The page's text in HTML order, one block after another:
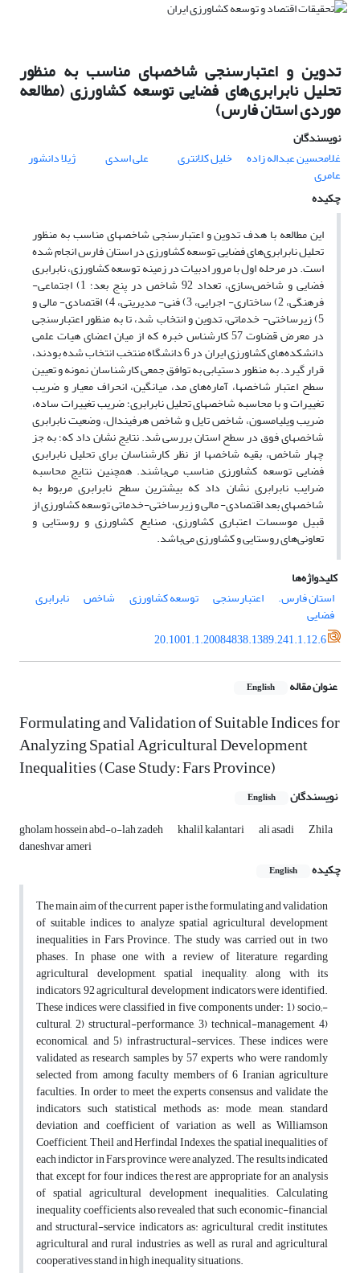
تدوین و اعتبارسنجی شاخص‎های مناسب به منظور
تحلیل نابرابری‌های فضایی توسعه کشاورزی (مطالعه
موردی استان فارس)
نویسندگان
غلامحسین عبداله زاده
خلیل کلانتری علی اسدی ژیلا دانشور
عامری
چکیده
این مطالعه با هدف تدوین و اعتبارسنجی شاخص‎های مناسب به منظور
تحلیل نابرابری‌های فضایی توسعه کشاورزی در استان فارس انجام شده
است. در مرحله اول با مرور ادبیات در زمینه توسعه کشاورزی، نابرابری
فضایی و شاخص‌سازی، تعداد 92 شاخص در پنج بعد؛ 1) اجتماعی-
فرهنگی، 2) ساختاری- اجرایی، 3) فنی- مدیریتی، 4) اقتصادی- مالی و
5) زیرساختی- خدماتی، تدوین و انتخاب شد، تا به منظور اعتبارسنجی
در معرض قضاوت 57 کارشناس خبره که از میان اعضای هیات علمی
دانشکده‌های کشاورزی ایران در 6 دانشگاه منتخب انتخاب شده بودند،
قرار گیرد. به منظور دستیابی به توافق جمعی کارشناسان نمونه و تعیین
سطح اعتبار شاخص‎ها، آماره‌های مد، میانگین، انحراف معیار و ضریب
تغییرات و با محاسبه شاخص‎های تحلیل نابرابری؛ ضریب تغییرات ساده،
ضریب ویلیامسون، شاخص تایل و شاخص هرفیندال، وضعیت نابرابری
شاخص‎های فوق در سطح استان بررسی شد. نتایج نشان داد که؛ به جز
چهار شاخص، بقیه شاخص‎ها از نظر کارشناسان برای تحلیل نابرابری
فضایی توسعه کشاورزی مناسب می‌باشند. همچنین نتایج محاسبه
ضرایب نابرابری نشان داد که بیشترین سطح نابرابری مربوط به
شاخص‎های بعد اقتصادی- مالی و زیرساختی-خدماتی توسعه کشاورزی از
قبیل موسسات اعتباری کشاورزی، صنایع کشاورزی و روستایی و
تعاونی‌های روستایی و کشاورزی می‌باشد.
کلیدواژه‌ها
استان فارس.
اعتبارسنجی توسعه کشاورزی شاخص نابرابری
فضایی
20.1001.1.20084838.1389.241.1.12.6
عنوان مقاله English
Formulating and Validation of Suitable Indices for
Analyzing Spatial Agricultural Development
Inequalities (Case Study: Fars Province)
نویسندگان English
gholam hossein abd-o-lah zadeh khalil kalantari ali asadi Zhila
daneshvar ameri
چکیده
English
The main aim of the current paper is the formulating and validation
of suitable indices to analyze spatial agricultural development
inequalities in Fars Province. The study was carried out in two
phases. In phase one with a review of literature, regarding
agricultural development, spatial inequality, along with its
indicators, 92 agricultural development indicators were identified.
These indices were classified in five components under: 1) socio;-
cultural, 2) structural-performance, 3) technical-management, 4)
economical, and 5) infrastructural-services. These indices were
validated as research samples by 57 experts who were randomly
selected from among faculty members of 6 Iranian agriculture
faculties. In order to meet the experts consensus and validate the
indicators, such statistical methods as: mode, mean, standard
deviation and coefficient of variation as well as Williamson
Coefficient, Theil and Herfindal Indexes, the spatial inequalities of
each indictor in Fars province were analyzed. The results indicated
that, except for four indices, the rest are appropriate for an analysis
of spatial agricultural development inequalities. Calculating
inequality coefficients also revealed that such economic-financial
and structural-service indicators as: agricultural credit institutes,
agricultural and rural industries, as well as rural and agricultural
cooperatives stand in high inequality situations.